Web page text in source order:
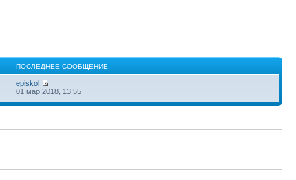
ПОСЛЕДНЕЕ СООБЩЕНИЕ
episkol
01 мар 2018, 13:55